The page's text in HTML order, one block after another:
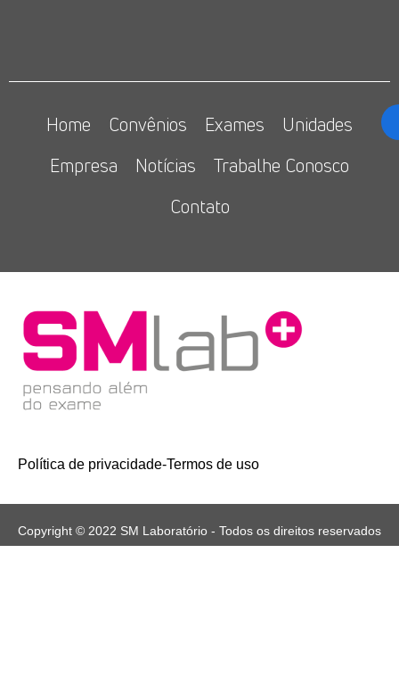
Home Convênios Exames
Unidades
Empresa
Notícias
Trabalhe Conosco
Contato
Política de privacidade-Termos de uso
Copyright © 2022 SM Laboratório - Todos os direitos reservados